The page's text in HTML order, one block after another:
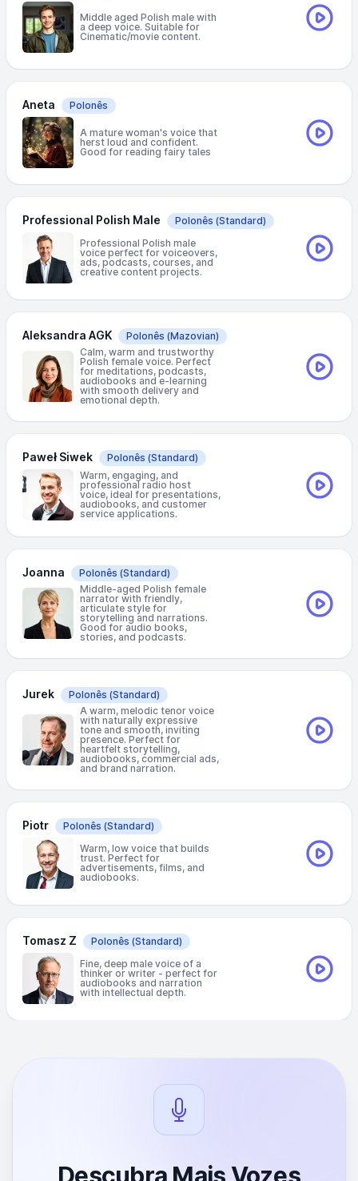
Middle aged Polish male with
a deep voice. Suitable for
Cinematic/movie content.
Aneta Polonês
A mature woman's voice that
herst loud and confident.
Good for reading fairy tales
Professional Polish Male Polonês (Standard)
Professional Polish male
voice perfect for voiceovers,
ads, podcasts, courses, and
creative content projects.
Aleksandra AGK Polonês (Mazovian)
Calm, warm and trustworthy
Polish female voice. Perfect
for meditations, podcasts,
audiobooks and e-learning
with smooth delivery and
emotional depth.
Paweł Siwek Polonês (Standard)
Warm, engaging, and
professional radio host
voice, ideal for presentations,
audiobooks, and customer
service applications.
Joanna Polonês (Standard)
Middle-aged Polish female
narrator with friendly,
articulate style for
storytelling and narrations.
Good for audio books,
stories, and podcasts.
Jurek Polonês (Standard)
A warm, melodic tenor voice
with naturally expressive
tone and smooth, inviting
presence. Perfect for
heartfelt storytelling,
audiobooks, commercial ads,
and brand narration.
Piotr Polonês (Standard)
Warm, low voice that builds
trust. Perfect for
advertisements, films, and
audiobooks.
Tomasz Z Polonês (Standard)
Fine, deep male voice of a
thinker or writer - perfect for
audiobooks and narration
with intellectual depth.